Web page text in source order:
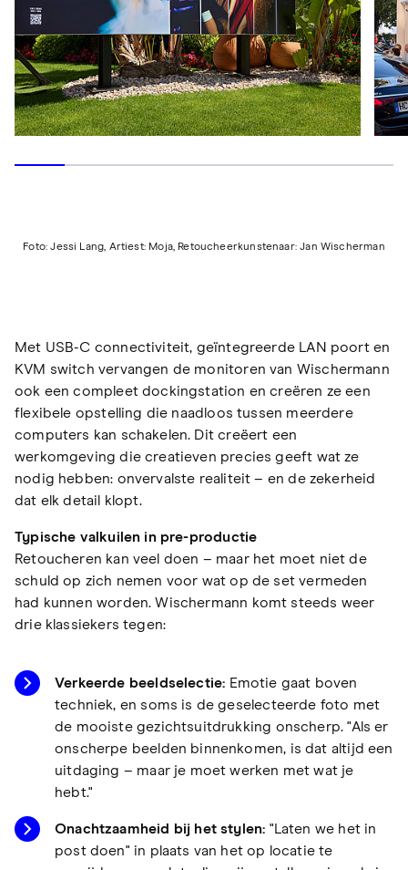
Foto: Jessi Lang, Artiest: Moja, Retoucheerkunstenaar: Jan Wischerman
Met USB-C connectiviteit, geïntegreerde LAN poort en
KVM switch vervangen de monitoren van Wischermann
ook een compleet dockingstation en creëren ze een
flexibele opstelling die naadloos tussen meerdere
computers kan schakelen. Dit creëert een
werkomgeving die creatieven precies geeft wat ze
nodig hebben: onvervalste realiteit – en de zekerheid
dat elk detail klopt.
Typische valkuilen in pre-productie
Retoucheren kan veel doen – maar het moet niet de
schuld op zich nemen voor wat op de set vermeden
had kunnen worden. Wischermann komt steeds weer
drie klassiekers tegen:
Verkeerde beeldselectie: Emotie gaat boven
techniek, en soms is de geselecteerde foto met
de mooiste gezichtsuitdrukking onscherp. "Als er
onscherpe beelden binnenkomen, is dat altijd een
uitdaging – maar je moet werken met wat je
hebt."
Onachtzaamheid bij het stylen: "Laten we het in
post doen" in plaats van het op locatie te